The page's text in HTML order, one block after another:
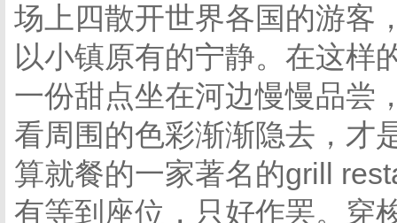
场上四散开世界各国的游客
以小镇原有的宁静。在这样
一份甜点坐在河边慢慢品尝
看周围的色彩渐渐隐去，才
算就餐的一家著名的grill
有等到座位，只好作罢。穿